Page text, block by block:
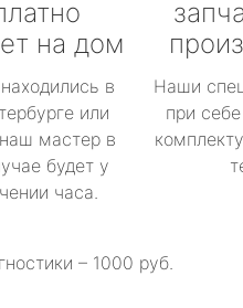
на дом
в
или
мастер в
будет у
часа.
Наши
при
– 1000 руб.